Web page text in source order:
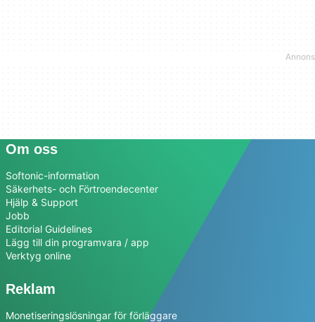
Om oss
Softonic-information
Säkerhets- och Förtroendecenter
Hjälp & Support
Jobb
Editorial Guidelines
Lägg till din programvara / app
Verktyg online
Reklam
Monetiseringslösningar för förläggare